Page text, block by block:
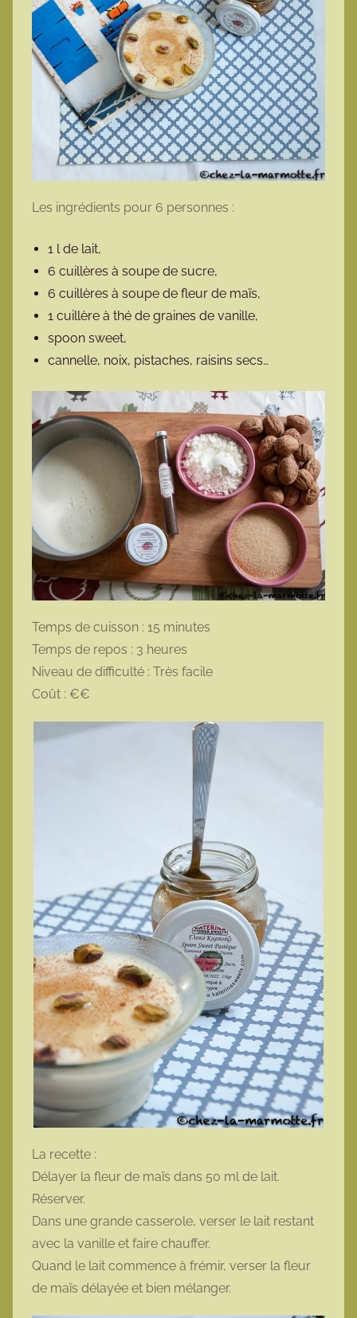
Les ingrédients pour 6 personnes :
1 l de lait,
6 cuillères à soupe de sucre,
6 cuillères à soupe de fleur de maïs,
1 cuillère à thé de graines de vanille,
spoon sweet,
cannelle, noix, pistaches, raisins secs…
Temps de cuisson : 15 minutes
Temps de repos : 3 heures
Niveau de difficulté : Très facile
Coût : €€
La recette :
Délayer la fleur de maïs dans 50 ml de lait.
Réserver.
Dans une grande casserole, verser le lait restant
avec la vanille et faire chauffer.
Quand le lait commence à frémir, verser la fleur
de maïs délayée et bien mélanger.